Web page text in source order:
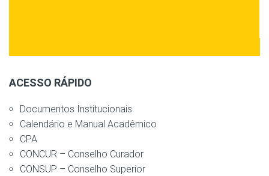
ACESSO RÁPIDO
Documentos Institucionais
Calendário e Manual Acadêmico
CPA
CONCUR – Conselho Curador
CONSUP – Conselho Superior